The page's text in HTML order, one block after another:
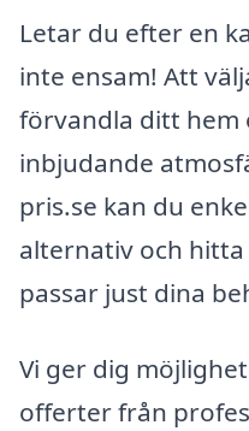
Letar du efter en
inte ensam! Att
förvandla ditt hem
inbjudande
pris.se kan du
alternativ och
passar just dina
Vi ger dig
offerter från